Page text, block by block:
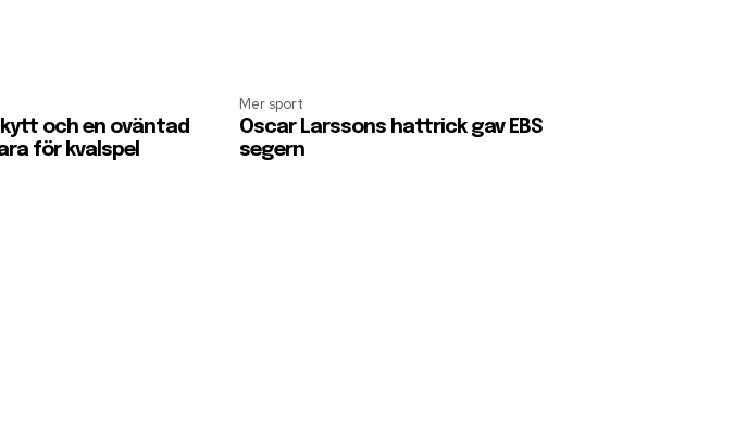
och en oväntad
för kvalspel
Mer sport
Oscar Larssons hattrick gav EBS
segern